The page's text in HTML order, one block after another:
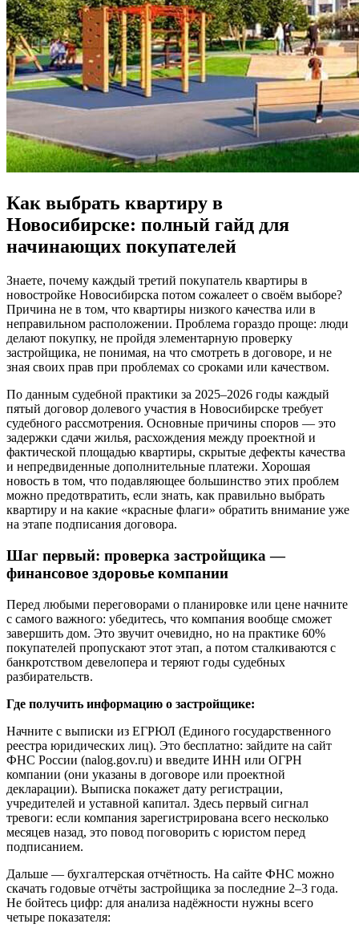
Как выбрать квартиру в
Новосибирске: полный гайд для
начинающих покупателей
Знаете, почему каждый третий покупатель квартиры в
новостройке Новосибирска потом сожалеет о своём выборе?
Причина не в том, что квартиры низкого качества или в
неправильном расположении. Проблема гораздо проще: люди
делают покупку, не пройдя элементарную проверку
застройщика, не понимая, на что смотреть в договоре, и не
зная своих прав при проблемах со сроками или качеством.
По данным судебной практики за 2025–2026 годы каждый
пятый договор долевого участия в Новосибирске требует
судебного рассмотрения. Основные причины споров — это
задержки сдачи жилья, расхождения между проектной и
фактической площадью квартиры, скрытые дефекты качества
и непредвиденные дополнительные платежи. Хорошая
новость в том, что подавляющее большинство этих проблем
можно предотвратить, если знать, как правильно выбрать
квартиру и на какие «красные флаги» обратить внимание уже
на этапе подписания договора.
Шаг первый: проверка застройщика —
финансовое здоровье компании
Перед любыми переговорами о планировке или цене начните
с самого важного: убедитесь, что компания вообще сможет
завершить дом. Это звучит очевидно, но на практике 60%
покупателей пропускают этот этап, а потом сталкиваются с
банкротством девелопера и теряют годы судебных
разбирательств.
Где получить информацию о застройщике:
Начните с выписки из ЕГРЮЛ (Единого государственного
реестра юридических лиц). Это бесплатно: зайдите на сайт
ФНС России (nalog.gov.ru) и введите ИНН или ОГРН
компании (они указаны в договоре или проектной
декларации). Выписка покажет дату регистрации,
учредителей и уставной капитал. Здесь первый сигнал
тревоги: если компания зарегистрирована всего несколько
месяцев назад, это повод поговорить с юристом перед
подписанием.
Дальше — бухгалтерская отчётность. На сайте ФНС можно
скачать годовые отчёты застройщика за последние 2–3 года.
Не бойтесь цифр: для анализа надёжности нужны всего
четыре показателя: